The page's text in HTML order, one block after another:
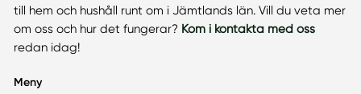
till hem och hushåll runt om i Jämtlands län. Vill du veta mer
om oss och hur det fungerar? Kom i kontakta med oss
redan idag!
Meny